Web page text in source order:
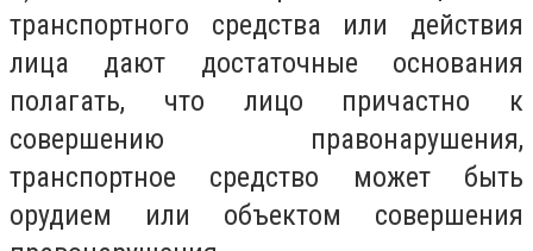
транспортного средства или действия
лица дают достаточные основания
полагать, что лицо причастно к
совершению правонарушения,
транспортное средство может быть
орудием или объектом совершения